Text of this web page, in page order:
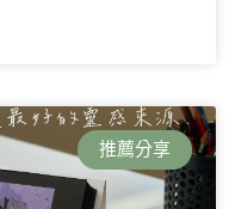
推薦分享